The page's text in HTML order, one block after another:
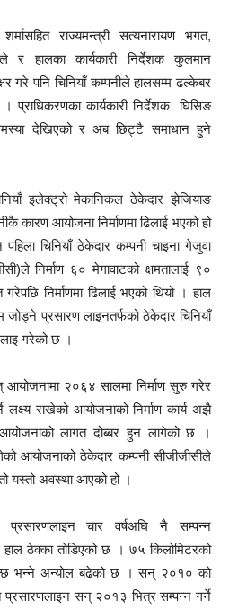
राज्यमन्त्री सत्यनारायण भगत,
र हालका कार्यकारी निर्देशक कुलमान
गरे पनि चिनियाँ कम्पनीले हालसम्म ढल्केबर
प्राधिकरणका कार्यकारी निर्देशक घिसिङ
देखिएको र अब छिट्टै समाधान हुने
इलेक्ट्रो मेकानिकल ठेकेदार झेजियाङ
कारण आयोजना निर्माणमा ढिलाई भएको हो
चिनियाँ ठेकेदार कम्पनी चाइना गेजुवा
निर्माण ६० मेगावाटको क्षमतालाई ९०
निर्माणमा ढिलाई भएको थियो । हाल
जोड्ने प्रसारण लाइनतर्फको ठेकेदार चिनियाँ
गरेको छ ।
आयोजनामा २०६४ सालमा निर्माण सुरु गरेर
लक्ष्य राखेको आयोजनाको निर्माण कार्य अझै
लागत दोब्बर हुन लागेको छ ।
आयोजनाको ठेकेदार कम्पनी सीजीजीसीले
यस्तो अवस्था आएको हो ।
प्रसारणलाइन चार वर्षअघि नै सम्पन्न
हाल ठेक्का तोडिएको छ । ७५ किलोमिटरको
भन्ने अन्योल बढेको छ । सन् २०१० को
प्रसारणलाइन सन् २०१३ भित्र सम्पन्न गर्ने